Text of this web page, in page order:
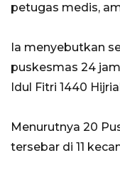
petugas medis,
Ia menyebutkan
puskesmas 24
Idul Fitri 1440
Menurutnya 20
tersebar di 11